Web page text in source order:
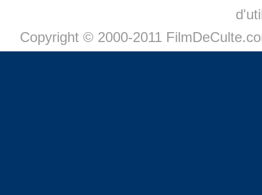
Copyright © 2000-2011